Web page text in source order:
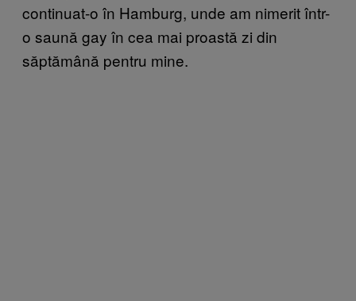
continuat-o în Hamburg, unde am nimerit într-
o saună gay în cea mai proastă zi din
săptămână pentru mine.